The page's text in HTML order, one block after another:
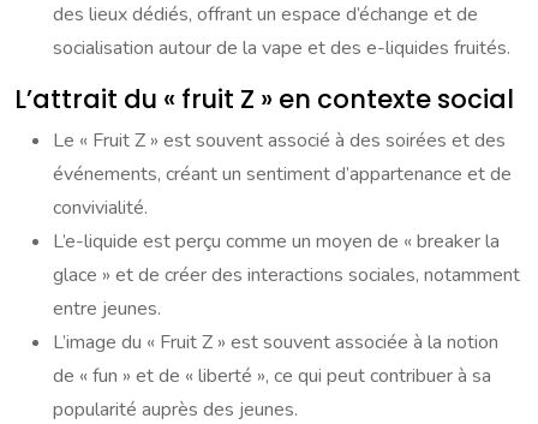
des lieux dédiés, offrant un espace d’échange et de
socialisation autour de la vape et des e-liquides fruités.
L’attrait du « fruit Z » en contexte social
Le « Fruit Z » est souvent associé à des soirées et des
événements, créant un sentiment d’appartenance et de
convivialité.
L’e-liquide est perçu comme un moyen de « breaker la
glace » et de créer des interactions sociales, notamment
entre jeunes.
L’image du « Fruit Z » est souvent associée à la notion
de « fun » et de « liberté », ce qui peut contribuer à sa
popularité auprès des jeunes.